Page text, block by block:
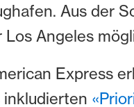
Aus der
Angeles
Express